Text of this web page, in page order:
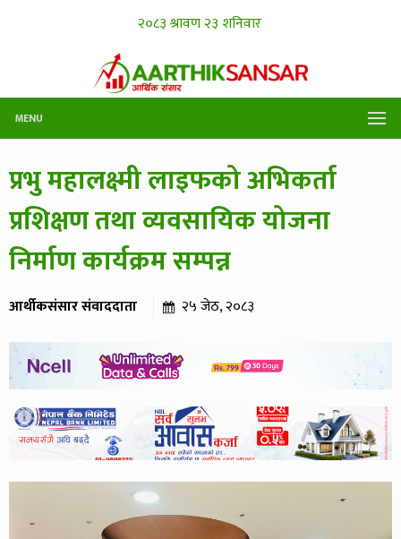
MENU
प्रभु महालक्ष्मी लाइफको अभिकर्ता
प्रशिक्षण तथा व्यवसायिक योजना
निर्माण कार्यक्रम सम्पन्न
आर्थीकसंसार संवाददाता २५ जेठ, २०८३